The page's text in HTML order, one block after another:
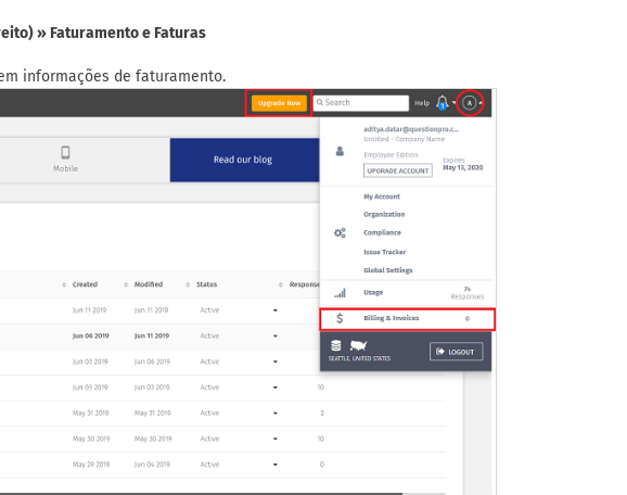
» Faturamento e Faturas
informações de faturamento.